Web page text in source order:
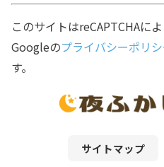
このサイトはreCAPTCHAに
Googleのプライバシーポリ
す。
サイトマップ